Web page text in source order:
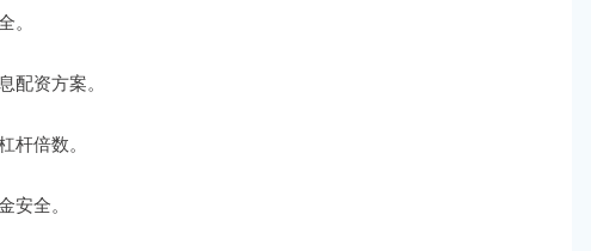
资方案。
倍数。
全。